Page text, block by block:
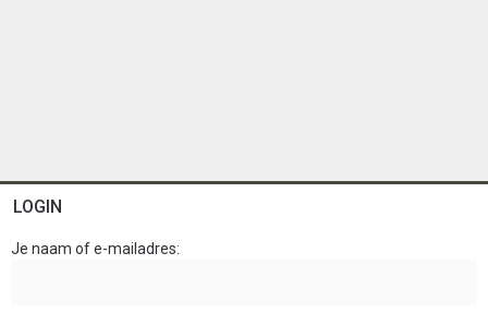
LOGIN
Je naam of e-mailadres